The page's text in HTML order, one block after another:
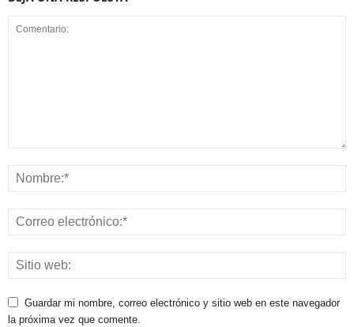
Guardar mi nombre, correo electrónico y sitio web en este navegador
la próxima vez que comente.